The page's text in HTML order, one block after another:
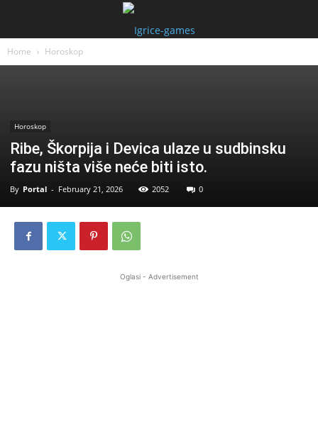
Home Horoskop
Horoskop
Ribe, Škorpija i Devica ulaze u sudbinsku
fazu ništa više neće biti isto.
By Portal - February 21, 2026 2052 0
Oglasi - Advertisement